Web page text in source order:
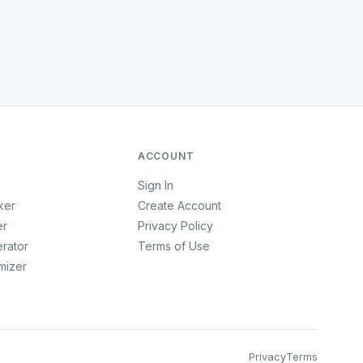
ACCOUNT
Sign In
Create Account
Privacy Policy
Terms of Use
PrivacyTerms